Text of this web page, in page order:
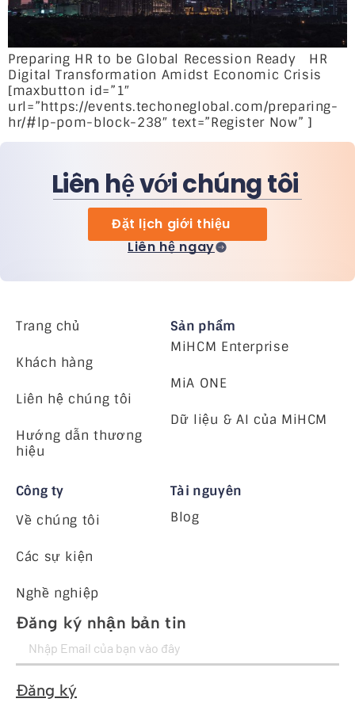
Preparing HR to be Global Recession Ready HR
Digital Transformation Amidst Economic Crisis
[maxbutton id=”1″
url=”https://events.techoneglobal.com/preparing-
hr/#lp-pom-block-238″ text=”Register Now” ]
Liên hệ với chúng tôi
Đặt lịch giới thiệu
Liên hệ ngay
Trang chủ
Khách hàng
Liên hệ chúng tôi
Hướng dẫn thương
hiệu
Sản phẩm
MiHCM Enterprise
MiA ONE
Dữ liệu & AI của MiHCM
Công ty
Về chúng tôi
Các sự kiện
Nghề nghiệp
Tài nguyên
Blog
Đăng ký nhận bản tin
Đăng ký